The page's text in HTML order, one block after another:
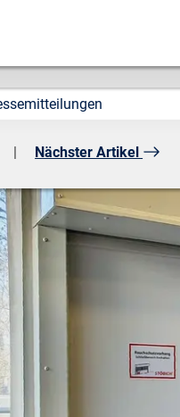
| Nächster Artikel